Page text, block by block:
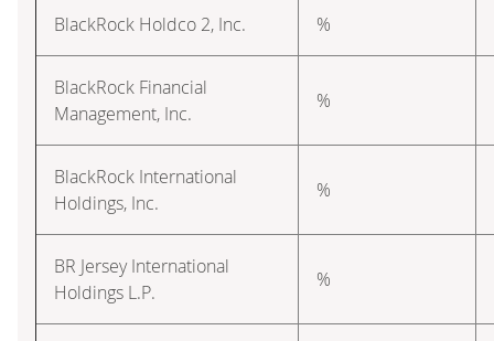
BlackRock Holdco 2, Inc. %
BlackRock Financial
Management, Inc.
%
BlackRock International
Holdings, Inc.
%
BR Jersey International
Holdings L.P.
%